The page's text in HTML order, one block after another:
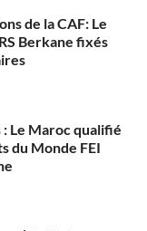
de la CAF: Le
Berkane fixés
Le Maroc qualifié
du Monde FEI